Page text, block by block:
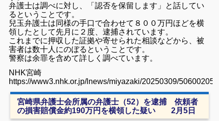
弁護士は調べに対し、「認否を保留します」と話してい
るということです。
兒玉弁護士は同様の手口で合わせて８００万円ほどを横
領したとして先月に２度、逮捕されています。
これまでに押収した証拠や寄せられた相談などから、被
害者は数十人にのぼるということです。
警察は余罪を含めて詳しく調べています。
NHK宮崎
https://www3.nhk.or.jp/lnews/miyazaki/20250309/
宮崎県弁護士会所属の弁護士（52）を逮捕 依頼者
の損害賠償金約190万円を横領した疑い 2月5日